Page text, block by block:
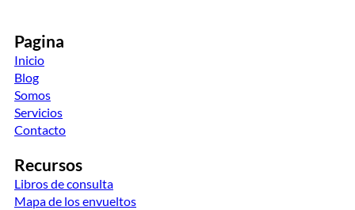
Pagina
Inicio
Blog
Somos
Servicios
Contacto
Recursos
Libros de consulta
Mapa de los envueltos